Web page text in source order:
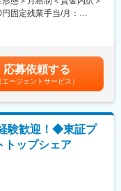
：最短6か月、平均3年
る環境です。
！未経験からスキルを身
た内容となっており、集
催します。
。
の支援を受けながら、資
規程整備にも関わりま
せるため、担当領域を限
グループとして管理体制
仕組みづくりに関わ
。
固定残業手当/月：
40万円)の場合は固定残
あり、選考を通じて上下
手当を含めた表記です。
応募依頼する
エージェントサービス）
験歓迎！◆東証プ
トップシェア